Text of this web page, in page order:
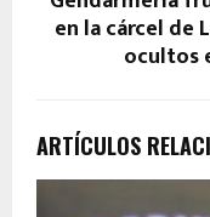
en la cárcel de
ocultos
ARTÍCULOS